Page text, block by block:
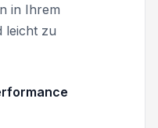
in Ihrem
leicht zu